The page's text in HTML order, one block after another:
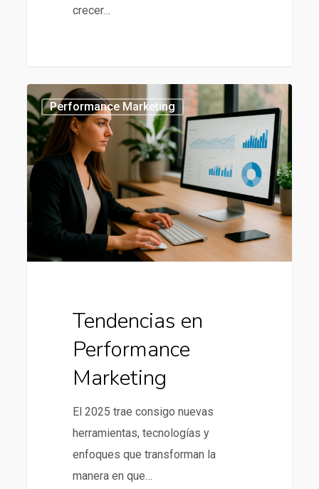
crecer…
Tendencias
en
Performance
Marketing
Performance Marketing
Tendencias en
Performance
Marketing
El 2025 trae consigo nuevas
herramientas, tecnologías y
enfoques que transforman la
manera en que…